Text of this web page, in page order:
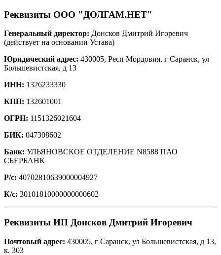
Реквизиты ООО "ДОЛГАМ.НЕТ"
Генеральный директор: Донсков Дмитрий Игоревич
(действует на основании Устава)
Юридический адрес: 430005, Респ Мордовия, г Саранск, ул
Большевистская, д 13
ИНН: 1326233330
КПП: 132601001
ОГРН: 1151326021604
БИК: 047308602
Банк: УЛЬЯНОВСКОЕ ОТДЕЛЕНИЕ N8588 ПАО
СБЕРБАНК
Р/с: 40702810639000004927
К/с: 30101810000000000602
Реквизиты ИП Донсков Дмитрий Игоревич
Почтовый адрес: 430005, г Саранск, ул Большевистская, д 13,
к. 303